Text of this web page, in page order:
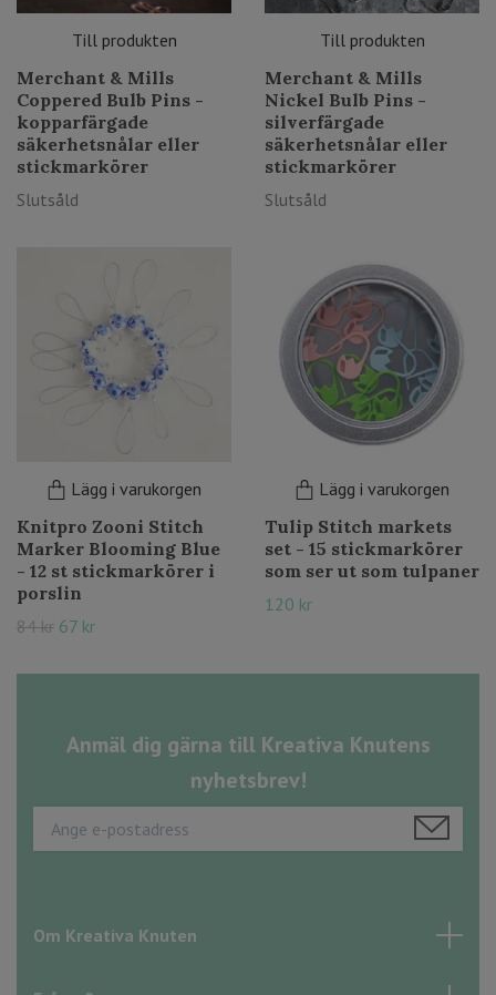
Till produkten
Merchant & Mills
Coppered Bulb Pins -
kopparfärgade
säkerhetsnålar eller
stickmarkörer
Slutsåld
Till produkten
Merchant & Mills
Nickel Bulb Pins -
silverfärgade
säkerhetsnålar eller
stickmarkörer
Slutsåld
Lägg i varukorgen
Knitpro Zooni Stitch
Marker Blooming Blue
- 12 st stickmarkörer i
porslin
84 kr 67 kr
Lägg i varukorgen
Tulip Stitch markets
set - 15 stickmarkörer
som ser ut som tulpaner
120 kr
Anmäl dig gärna till Kreativa Knutens
nyhetsbrev!
Om Kreativa Knuten